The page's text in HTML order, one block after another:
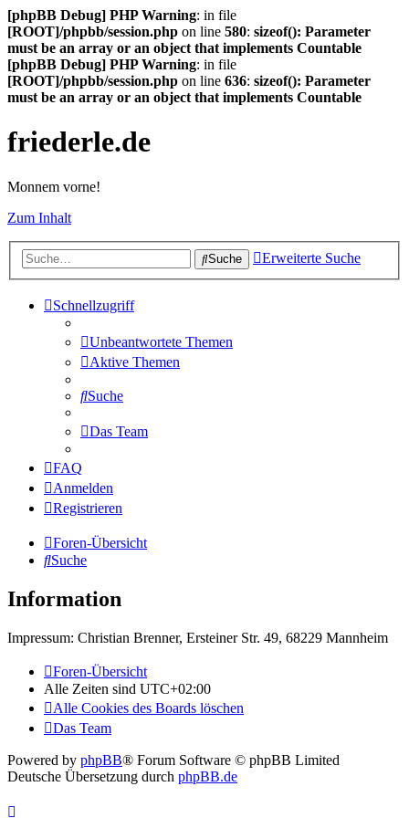
[phpBB Debug] PHP Warning: in file
[ROOT]/phpbb/session.php on line 580: sizeof(): Parameter
must be an array or an object that implements Countable
[phpBB Debug] PHP Warning: in file
[ROOT]/phpbb/session.php on line 636: sizeof(): Parameter
must be an array or an object that implements Countable
friederle.de
Monnem vorne!
Zum Inhalt
Suche Erweiterte Suche
Schnellzugriff
Unbeantwortete Themen
Aktive Themen
Suche
Das Team
FAQ
Anmelden
Registrieren
Foren-Übersicht
Suche
Information
Impressum: Christian Brenner, Ersteiner Str. 49, 68229 Mannheim
Foren-Übersicht
Alle Zeiten sind UTC+02:00
Alle Cookies des Boards löschen
Das Team
Powered by phpBB® Forum Software © phpBB Limited
Deutsche Übersetzung durch phpBB.de